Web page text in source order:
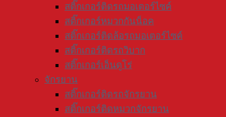
สติ๊กเกอร์ติดรถมอเตอร์ไซค์
สติ๊กเกอร์หมวกกันน็อค
สติ๊กเกอร์ติดล้อรถมอเตอร์ไซค์
สติ๊กเกอร์ติดรถวิบาก
สติ๊กเกอร์เอ็นดูโร่
จักรยาน
สติ๊กเกอร์ติดรถจักรยาน
สติ๊กเกอร์ติดหมวกจักรยาน